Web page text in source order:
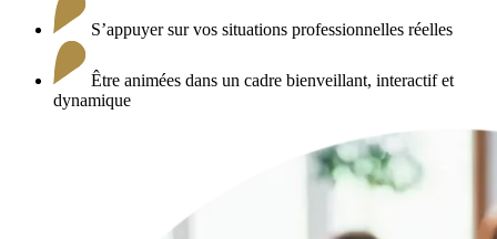
S’appuyer sur vos situations professionnelles réelles
Être animées dans un cadre bienveillant, interactif et
dynamique